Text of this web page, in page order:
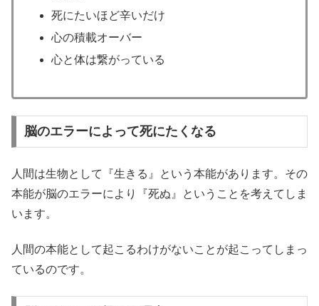
死にたいほど辛いだけ
心の積載オーバー
心と体は繋がっている
脳のエラーによって死にたくなる
人間は生物として『生きる』という本能があります。その
本能が脳のエラーにより『死ぬ』ということを考えてしま
います。
人間の本能として起こるわけがないことが起こってしまっ
ているのです。